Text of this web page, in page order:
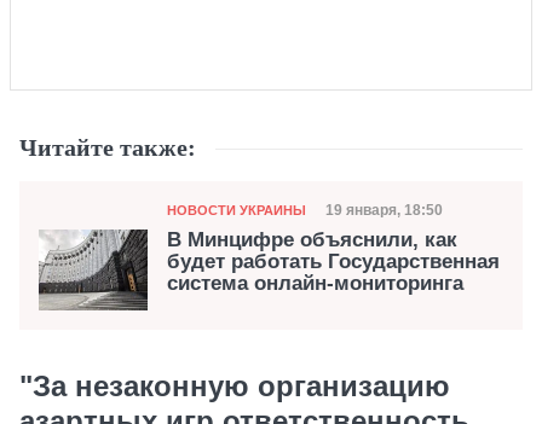
Читайте также:
Категория
НОВОСТИ УКРАИНЫ Дата публикации
19 января, 18:50
В Минцифре объяснили, как
будет работать Государственная
система онлайн-мониторинга
"За незаконную организацию